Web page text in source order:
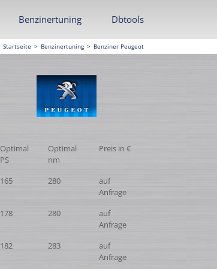
Benzinertuning Dbtools
Startseite > Benzinertuning > Benziner Peugeot
Optimal
PS
Optimal
nm
Preis in €
165 280
auf
Anfrage
178 280
auf
Anfrage
182 283
auf
Anfrage